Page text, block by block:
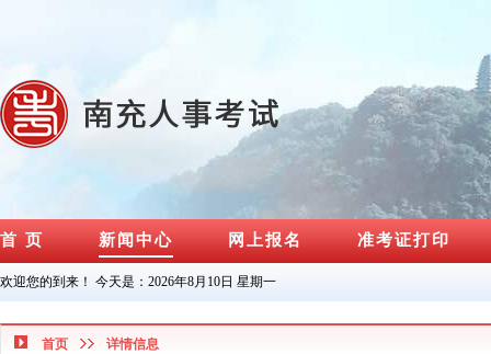
首 页 新闻中心 网上报名 准考证打印
欢迎您的到来！ 今天是： 2026年8月10日 星期一
首页 详情信息